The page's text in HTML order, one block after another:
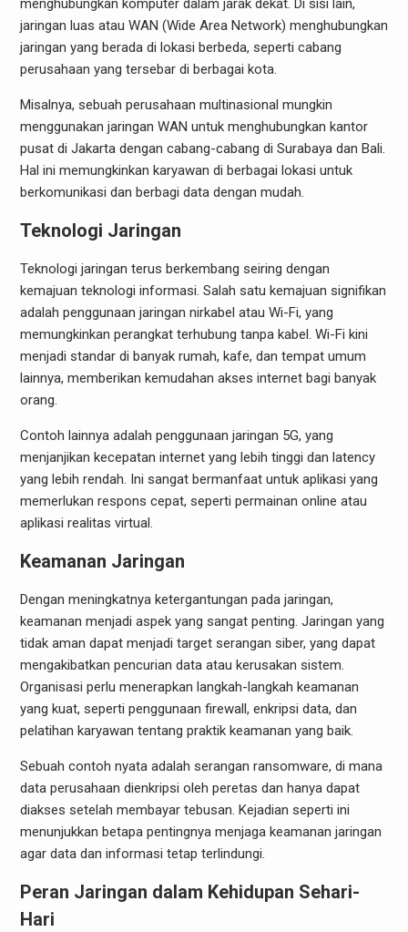
menghubungkan komputer dalam jarak dekat. Di sisi lain,
jaringan luas atau WAN (Wide Area Network) menghubungkan
jaringan yang berada di lokasi berbeda, seperti cabang
perusahaan yang tersebar di berbagai kota.
Misalnya, sebuah perusahaan multinasional mungkin
menggunakan jaringan WAN untuk menghubungkan kantor
pusat di Jakarta dengan cabang-cabang di Surabaya dan Bali.
Hal ini memungkinkan karyawan di berbagai lokasi untuk
berkomunikasi dan berbagi data dengan mudah.
Teknologi Jaringan
Teknologi jaringan terus berkembang seiring dengan
kemajuan teknologi informasi. Salah satu kemajuan signifikan
adalah penggunaan jaringan nirkabel atau Wi-Fi, yang
memungkinkan perangkat terhubung tanpa kabel. Wi-Fi kini
menjadi standar di banyak rumah, kafe, dan tempat umum
lainnya, memberikan kemudahan akses internet bagi banyak
orang.
Contoh lainnya adalah penggunaan jaringan 5G, yang
menjanjikan kecepatan internet yang lebih tinggi dan latency
yang lebih rendah. Ini sangat bermanfaat untuk aplikasi yang
memerlukan respons cepat, seperti permainan online atau
aplikasi realitas virtual.
Keamanan Jaringan
Dengan meningkatnya ketergantungan pada jaringan,
keamanan menjadi aspek yang sangat penting. Jaringan yang
tidak aman dapat menjadi target serangan siber, yang dapat
mengakibatkan pencurian data atau kerusakan sistem.
Organisasi perlu menerapkan langkah-langkah keamanan
yang kuat, seperti penggunaan firewall, enkripsi data, dan
pelatihan karyawan tentang praktik keamanan yang baik.
Sebuah contoh nyata adalah serangan ransomware, di mana
data perusahaan dienkripsi oleh peretas dan hanya dapat
diakses setelah membayar tebusan. Kejadian seperti ini
menunjukkan betapa pentingnya menjaga keamanan jaringan
agar data dan informasi tetap terlindungi.
Peran Jaringan dalam Kehidupan Sehari-
Hari